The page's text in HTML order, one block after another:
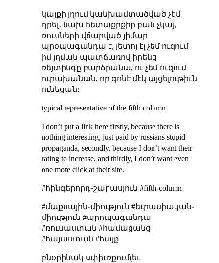
կայքի յղում կանխամտածված չեմ
դրել․ նախ հետաքրքիր բան չկայ,
ռուսների վճարված յիմար
պրօպագանդա է, յետոյ էլ չեմ ուզում
իմ յղման պատճառով իրենց
ռեյտինգը բարձրանա, ու չեմ ուզում
ուրախանան, որ գոնէ մէկ այցելութիւն
ունեցան։
typical representative of the fifth column.
I don’t put a link here firstly, because there is
nothing interesting, just paid by russians stupid
propaganda, secondly, because I don’t want their
rating to increase, and thirdly, I don’t want even
one more click at their site.
#հինգերորդ֊շարասյուն #fifth-column
#մաքսային֊միություն #եւրասիական֊
միություն #պրոպագանդա
#ռուսաստան #համացանց
#հայաստան #հայք
բնօրինակ սփիւռքում(եւ